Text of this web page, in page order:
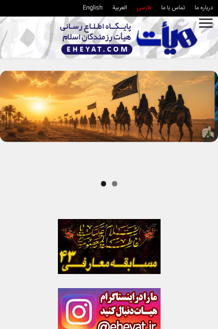
درباره ما تماس با ما فارسی العربية English